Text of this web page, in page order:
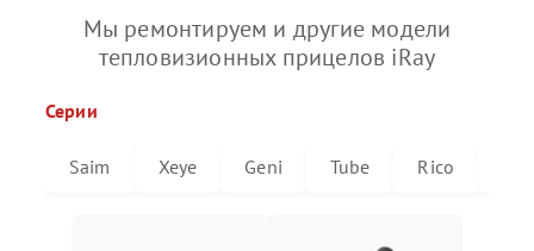
Мы ремонтируем и другие модели
тепловизионных прицелов iRay
Серии
Saim Xeye Geni Tube Rico